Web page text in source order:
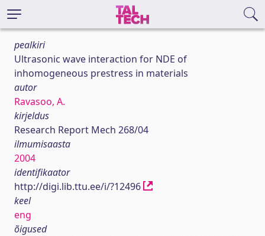
pealkiri
Ultrasonic wave interaction for NDE of
inhomogeneous prestress in materials
autor
Ravasoo, A.
kirjeldus
Research Report Mech 268/04
ilmumisaasta
2004
identifikaator
http://digi.lib.ttu.ee/i/?12496
keel
eng
õigused